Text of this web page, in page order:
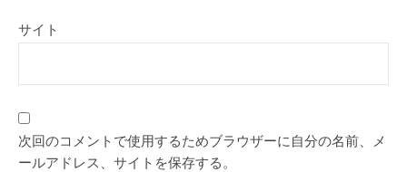
サイト
次回のコメントで使用するためブラウザーに自分の名前、メ
ールアドレス、サイトを保存する。